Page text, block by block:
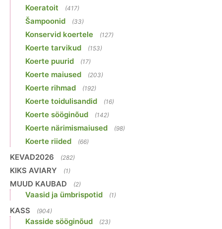
Koeratoit (417)
Šampoonid (33)
Konservid koertele (127)
Koerte tarvikud (153)
Koerte puurid (17)
Koerte maiused (203)
Koerte rihmad (192)
Koerte toidulisandid (16)
Koerte sööginõud (142)
Koerte närimismaiused (98)
Koerte riided (66)
KEVAD2026 (282)
KIKS AVIARY (1)
MUUD KAUBAD (2)
Vaasid ja ümbrispotid (1)
KASS (904)
Kasside sööginõud (23)